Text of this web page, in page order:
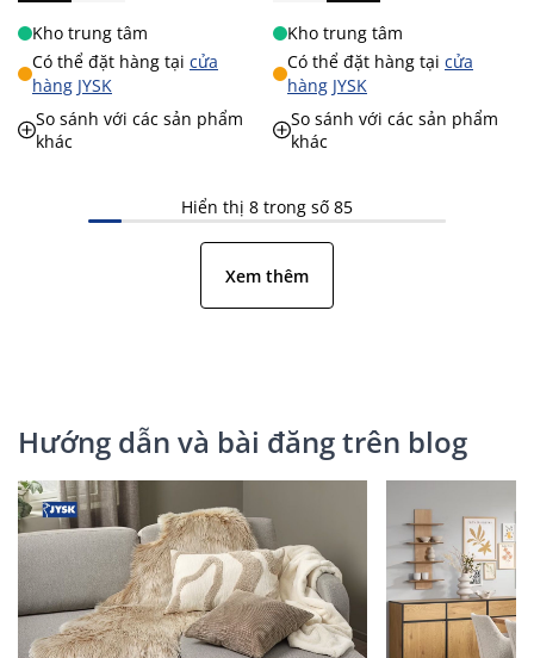
Kho trung tâm
Có thể đặt hàng tại cửa
hàng JYSK
So sánh với các sản phẩm
khác
Kho trung tâm
Có thể đặt hàng tại cửa
hàng JYSK
So sánh với các sản phẩm
khác
Hiển thị 8 trong số 85
Xem thêm
Hướng dẫn và bài đăng trên blog